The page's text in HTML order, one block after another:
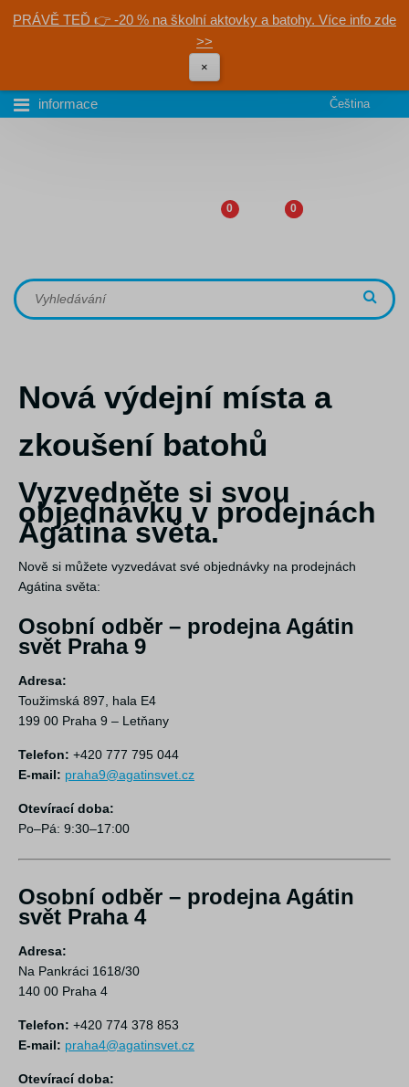
PRÁVĚ TEĎ 👉 -20 % na školní aktovky a batohy. Více info zde
>>
×
informace Čeština
0 0
Nová výdejní místa a
zkoušení batohů
Vyzvedněte si svou
objednávku v prodejnách
Agátina světa.
Nově si můžete vyzvedávat své objednávky na prodejnách
Agátina světa:
Osobní odběr – prodejna Agátin
svět Praha 9
Adresa:
Toužimská 897, hala E4
199 00 Praha 9 – Letňany
Telefon: +420 777 795 044
E-mail: praha9@agatinsvet.cz
Otevírací doba:
Po–Pá: 9:30–17:00
Osobní odběr – prodejna Agátin
svět Praha 4
Adresa:
Na Pankráci 1618/30
140 00 Praha 4
Telefon: +420 774 378 853
E-mail: praha4@agatinsvet.cz
Otevírací doba: